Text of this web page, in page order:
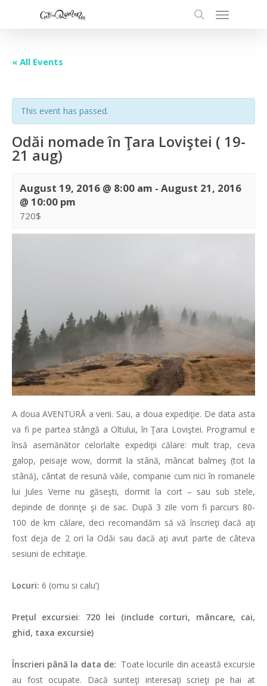
« All Events
This event has passed.
Odăi nomade în Ţara Loviştei ( 19-
21 aug)
August 19, 2016 @ 8:00 am - August 21, 2016
@ 10:00 pm
720$
A doua AVENTURĂ a verii. Sau, a doua expediţie. De data asta
va fi pe partea stângă a Oltului, în Ţara Loviştei. Programul e
însă asemănător celorlalte expediţii călare: mult trap, ceva
galop, peisaje wow, dormit la stână, mâncat balmeş (tot la
stână), cântat de resună văile, companie cum nici în romanele
lui Jules Verne nu găseşti, dormit la cort – sau sub stele,
depinde de dorinţe şi de sac. După 3 zile vom fi parcurs 80-
100 de km călare, deci recomandăm să vă înscrieţi dacă aţi
fost deja de 2 ori la Odăi sau dacă aţi avut parte de câteva
sesiuni de echitaţie.
Locuri: 6 (omu si calu’)
Prețul excursiei: 720 lei (include corturi, mâncare, cai,
ghid, taxa excursie)
Înscrieri până la data de: Toate locurile din această excursie
au fost ocupate. Dacă sunteţi interesaţi scrieţi pe hai at